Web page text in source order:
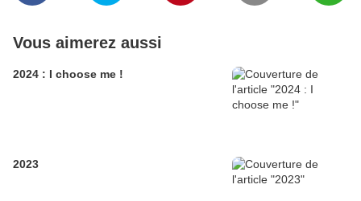
Vous aimerez aussi
2024 : I choose me !
2023